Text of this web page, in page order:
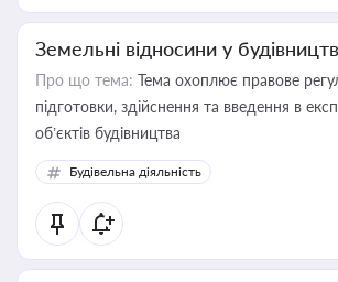
Земельні відносини у
Про що тема: Тема охоплює правове
підготовки, здійснення та введення в
об’єктів будівництва
Будівельна діяльність